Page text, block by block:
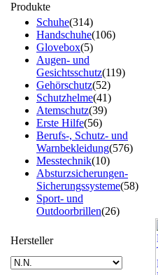
Produkte
Schuhe(314)
Handschuhe(106)
Glovebox(5)
Augen- und
Gesichtsschutz(119)
Gehörschutz(52)
Schutzhelme(41)
Atemschutz(39)
Erste Hilfe(56)
Berufs-, Schutz- und
Warnbekleidung(576)
Messtechnik(10)
Absturzsicherungen-
Sicherungssysteme(58)
Sport- und
Outdoorbrillen(26)
Hersteller